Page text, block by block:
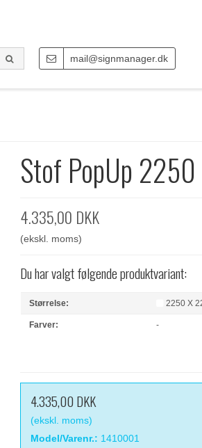
mail@signmanager.dk
Stof PopUp
4.335,00 DKK
(ekskl. moms)
Du har valgt følgende produktvariant:
Størrelse: 2250 X
Farver: -
4.335,00 DKK
(ekskl. moms)
Model/Varenr.: 1410001